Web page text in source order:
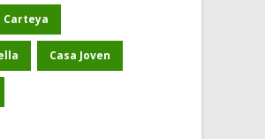
Carteya
Casa Joven